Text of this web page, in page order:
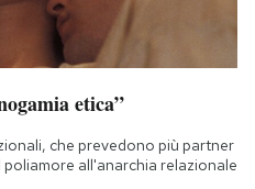
etica”
che prevedono più partner
all'anarchia relazionale